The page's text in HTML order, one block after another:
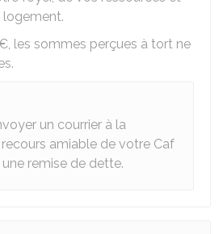
logement.
, les sommes perçues à tort ne
un courrier à la
amiable de votre Caf
remise de dette.